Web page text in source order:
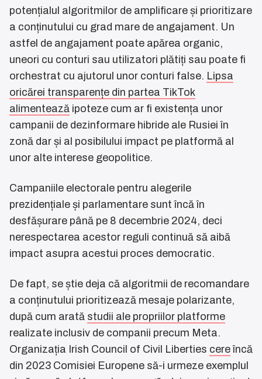
potențialul algoritmilor de amplificare și prioritizare
a conținutului cu grad mare de angajament. Un
astfel de angajament poate apărea organic,
uneori cu conturi sau utilizatori plătiți sau poate fi
orchestrat cu ajutorul unor conturi false. Lipsa
oricărei transparențe din partea TikTok
alimentează ipoteze cum ar fi existența unor
campanii de dezinformare hibride ale Rusiei în
zonă dar și al posibilului impact pe platformă al
unor alte interese geopolitice.
Campaniile electorale pentru alegerile
prezidențiale și parlamentare sunt încă în
desfășurare până pe 8 decembrie 2024, deci
nerespectarea acestor reguli continuă să aibă
impact asupra acestui proces democratic.
De fapt, se știe deja că algoritmii de recomandare
a conținutului prioritizează mesaje polarizante,
după cum arată studii ale propriilor platforme
realizate inclusiv de companii precum Meta.
Organizația Irish Council of Civil Liberties cereîncă
din 2023 Comisiei Europene să-i urmeze exemplul